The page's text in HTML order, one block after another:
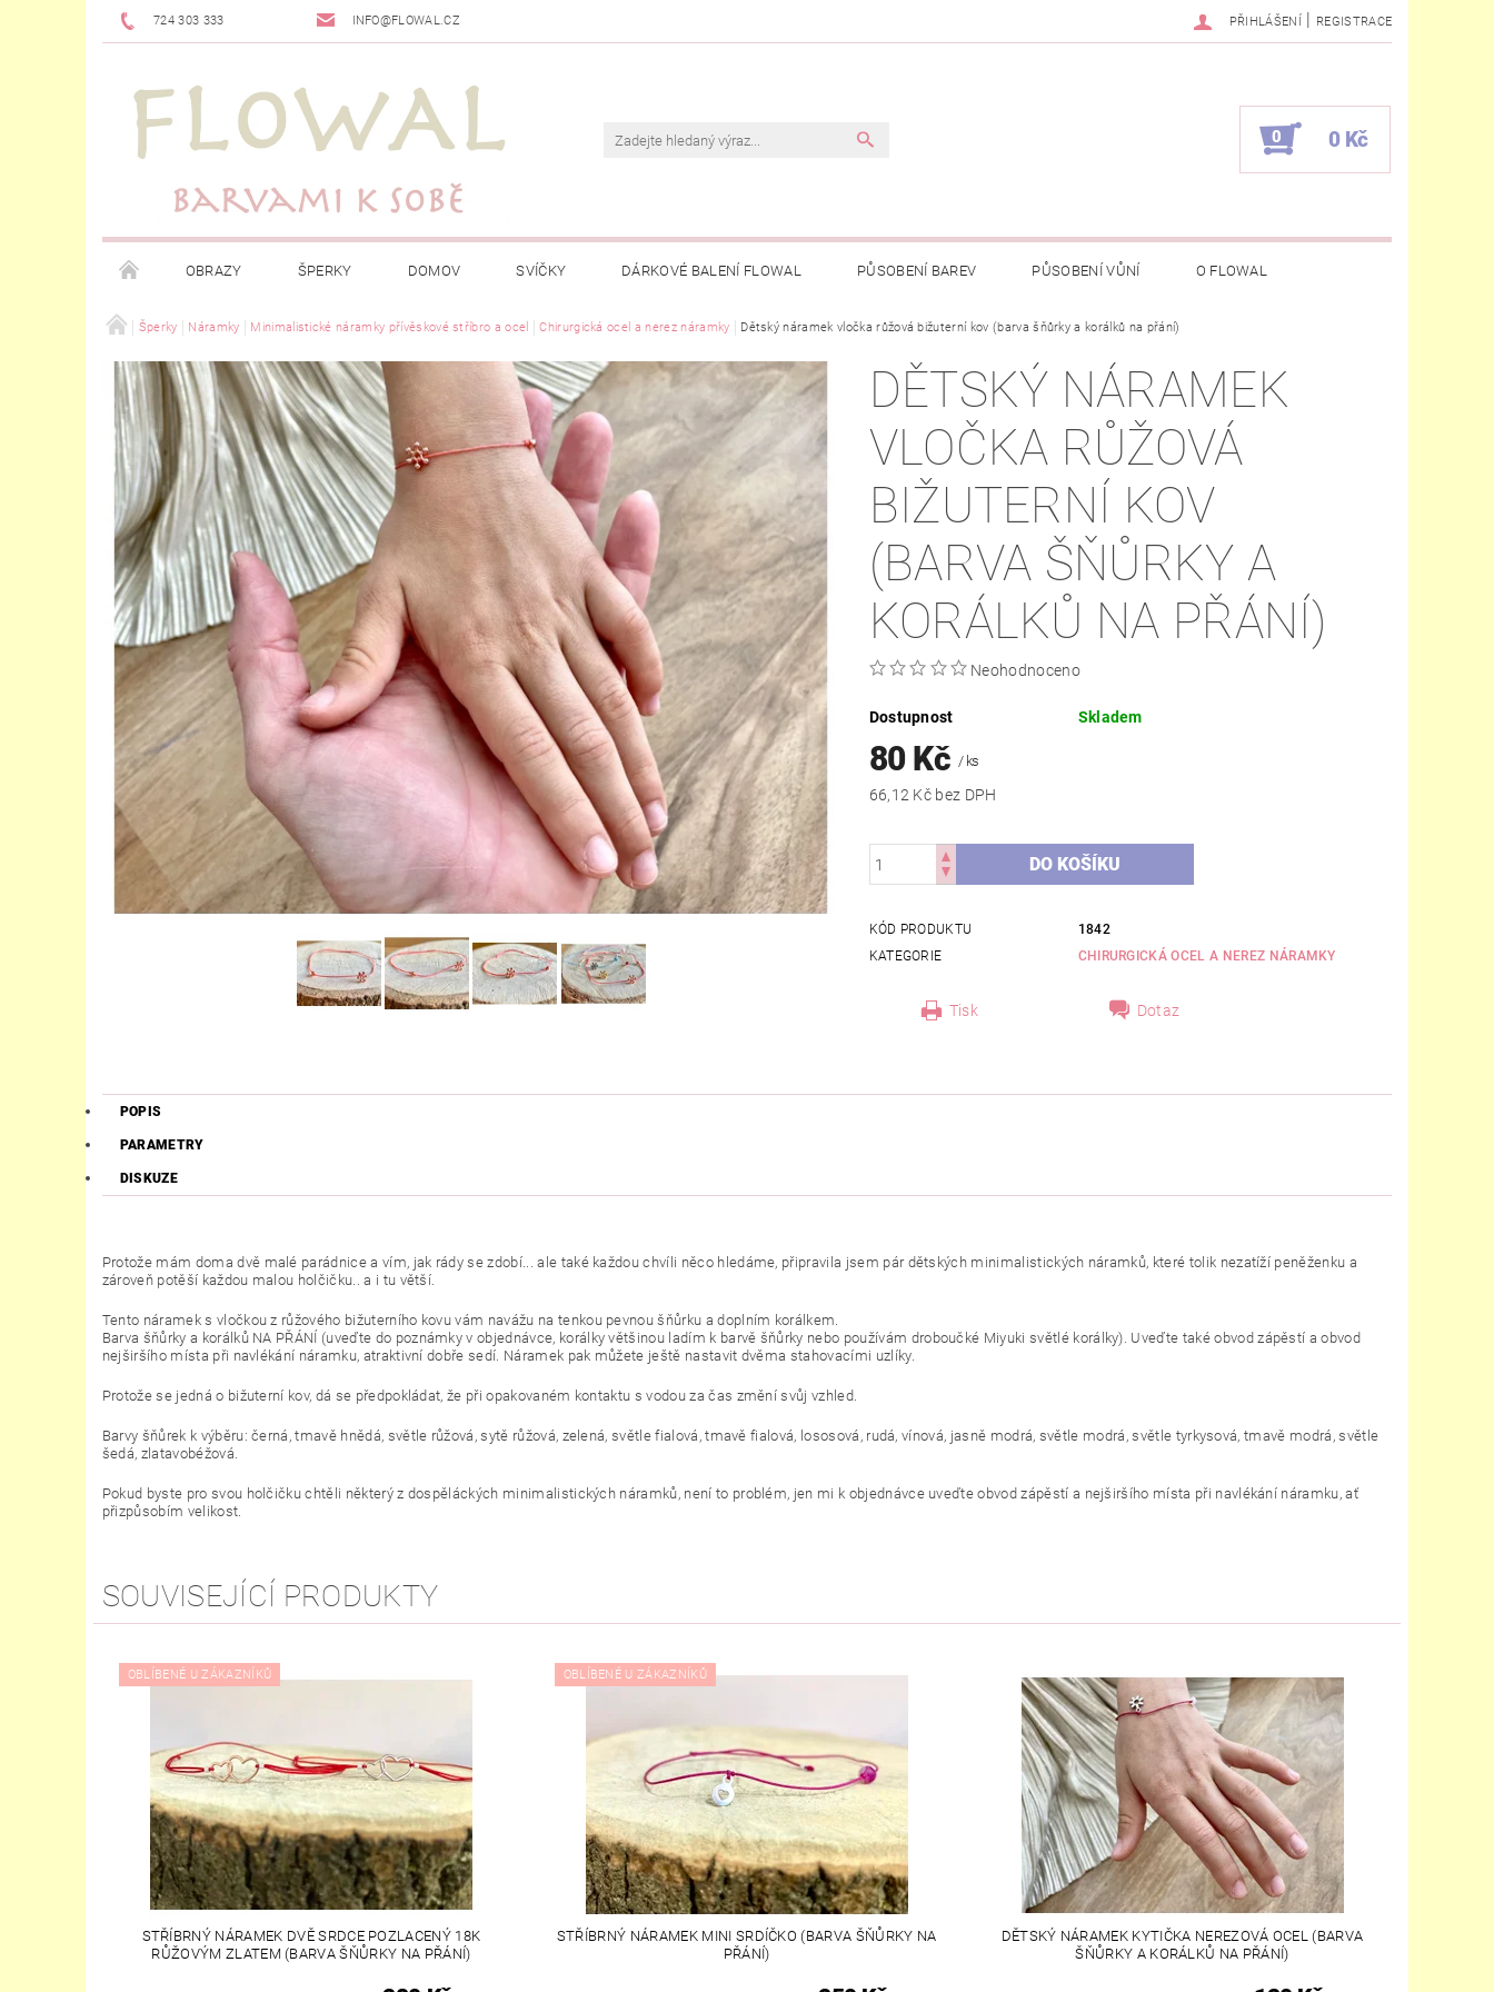
724 303 333 INFO@FLOWAL.CZ PŘIHLÁŠENÍ | REGISTRACE
0 0 Kč
OBRAZY ŠPERKY DOMOV SVÍČKY DÁRKOVÉ BALENÍ FLOWAL PŮSOBENÍ BAREV PŮSOBENÍ VŮNÍ O FLOWAL
Šperky Náramky Minimalistické náramky přívěskové stříbro a ocel Chirurgická ocel a nerez náramky Dětský náramek vločka růžová bižuterní kov (barva šňůrky a korálků na přání)
DĚTSKÝ NÁRAMEK
VLOČKA RŮŽOVÁ
BIŽUTERNÍ KOV
(BARVA ŠŇŮRKY A
KORÁLKŮ NA PŘÁNÍ)
Neohodnoceno
Dostupnost Skladem
80 Kč / ks
66,12 Kč bez DPH
KÓD PRODUKTU
1842
KATEGORIE
CHIRURGICKÁ OCEL A NEREZ NÁRAMKY
Tisk Dotaz
POPIS
PARAMETRY
DISKUZE
Protože mám doma dvě malé parádnice a vím, jak rády se zdobí... ale také každou chvíli něco hledáme, připravila jsem pár dětských minimalistických náramků, které tolik nezatíží peněženku a
zároveň potěší každou malou holčičku.. a i tu větší.
Tento náramek s vločkou z růžového bižuterního kovu vám navážu na tenkou pevnou šňůrku a doplním korálkem.
Barva šňůrky a korálků NA PŘÁNÍ (uveďte do poznámky v objednávce, korálky většinou ladím k barvě šňůrky nebo používám droboučké Miyuki světlé korálky). Uveďte také obvod zápěstí a obvod
nejširšího místa při navlékání náramku, atraktivní dobře sedí. Náramek pak můžete ještě nastavit dvěma stahovacími uzlíky.
Protože se jedná o bižuterní kov, dá se předpokládat, že při opakovaném kontaktu s vodou za čas změní svůj vzhled.
Barvy šňůrek k výběru:černá, tmavě hnědá, světle růžová, sytě růžová, zelená, světle fialová, tmavě fialová, lososová, rudá, vínová, jasně modrá, světle modrá, světle tyrkysová, tmavě modrá, světle
šedá, zlatavobéžová.
Pokud byste pro svou holčičku chtěli některý z dospěláckých minimalistických náramků, není to problém, jen mi k objednávce uveďte obvod zápěstí a nejširšího místa při navlékání náramku, ať
přizpůsobím velikost.
SOUVISEJÍCÍ PRODUKTY
OBLÍBENÉ U ZÁKAZNÍKŮ
STŘÍBRNÝ NÁRAMEK DVĚ SRDCE POZLACENÝ 18K
RŮŽOVÝM ZLATEM (BARVA ŠŇŮRKY NA PŘÁNÍ)
OBLÍBENÉ U ZÁKAZNÍKŮ
STŘÍBRNÝ NÁRAMEK MINI SRDÍČKO (BARVA ŠŇŮRKY NA
PŘÁNÍ)
DĚTSKÝ NÁRAMEK KYTIČKA NEREZOVÁ OCEL (BARVA
ŠŇŮRKY A KORÁLKŮ NA PŘÁNÍ)